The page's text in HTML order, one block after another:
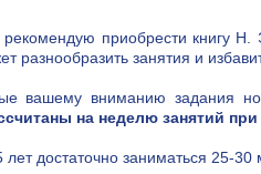
рекомендую приобрести книгу
разнообразить занятия и
вашему вниманию задания
на неделю занятий
достаточно заниматься 25-